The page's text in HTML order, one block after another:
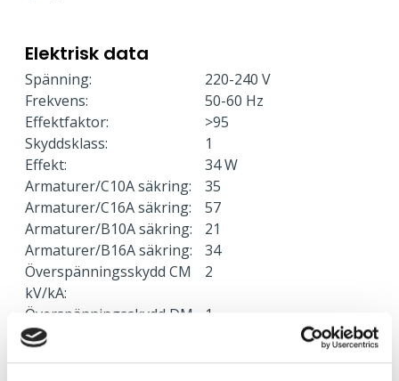
Elektrisk data
Spänning:
220-240 V
Frekvens:
50-60 Hz
Effektfaktor:
>95
Skyddsklass:
1
Effekt:
34 W
Armaturer/C10A säkring:
35
Armaturer/C16A säkring:
57
Armaturer/B10A säkring:
21
Armaturer/B16A säkring:
34
Överspänningsskydd CM
kV/kA:
2
Överspänningsskydd DM
kV/kA:
1